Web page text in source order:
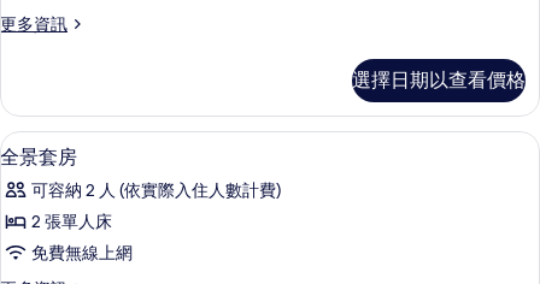
房
床
房
的
所
有
相
更多資訊
更
角
房
雙
房
的
情
選擇日期以查看價格
顯
示
全
景
客房內保險箱、書桌、遮光布/窗簾、
9
全景套房
可容納 2 人 (依實際入住人數計費)
2 張單人床
免費無線上網